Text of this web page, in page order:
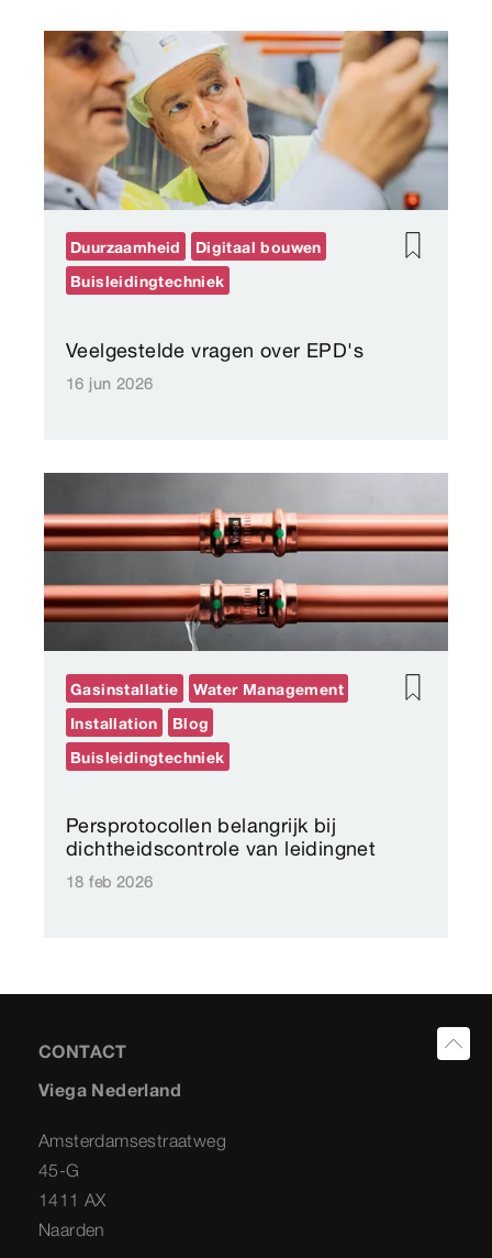
Veelgestelde vragen over EPD's
16 jun 2026
Duurzaamheid
Digitaal bouwen
Buisleidingtechniek
Persprotocollen belangrijk bij
dichtheidscontrole van leidingnet
18 feb 2026
Gasinstallatie
Water Management
Installation
Blog
Buisleidingtechniek
CONTACT
Viega Nederland
Amsterdamsestraatweg
45-G
1411 AX
Naarden